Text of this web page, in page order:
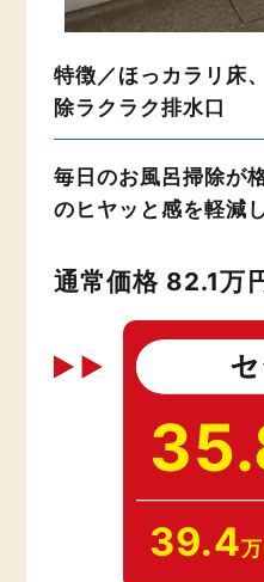
特徴／ほっカラリ床
除ラクラク排水口
毎日のお風呂掃除が
のヒヤッと感を軽減
通常価格 82.1万
39.4